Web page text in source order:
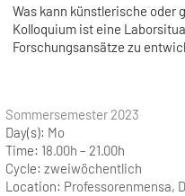
Was kann künstlerische oder
Kolloquium ist eine
Forschungsansätze zu
Sommersemester 2023
Day(s): Mo
Time: 18.00h – 21.00h
Cycle: zweiwöchentlich
Location: Professorenmensa,